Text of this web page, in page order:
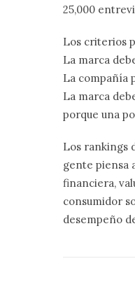
25,000
Los criterios
La marca
La compañía
La marca
porque una
Los rankings
gente piensa
financiera,
consumidor
desempeño